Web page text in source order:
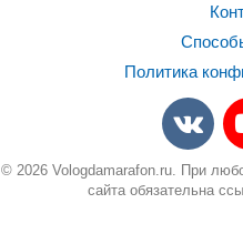
Политика
© 2026 Vologdamarafon.ru. При
сайта обязательна